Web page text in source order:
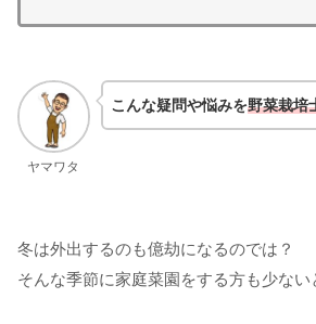
ヤマワタ
こんな疑問や悩みを野菜栽培
冬は外出するのも億劫になるのでは？
そんな季節に家庭菜園をする方も少ない